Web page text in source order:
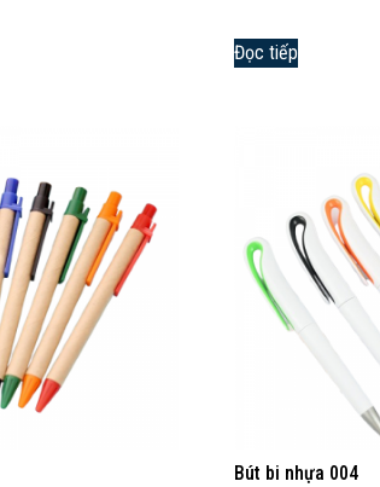
Đọc tiếp
Bút bi nhựa 004